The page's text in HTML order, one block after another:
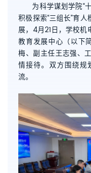
为科学谋划学院“
积极探索“三组长”育
展，4月21日，学校机
教育发展中心（以下
梅、副主任王志强、
情接待。双方围绕规
流。